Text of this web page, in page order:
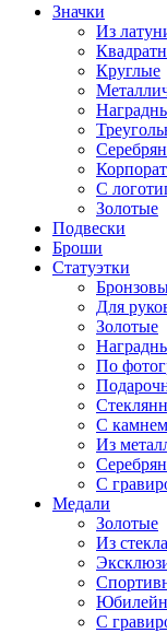
Значки
Из
Круглые
С
Золотые
Подвески
Броши
Статуэтки
Для
Золотые
По
С камнем
Из
С
Медали
Золотые
Из стекла
С